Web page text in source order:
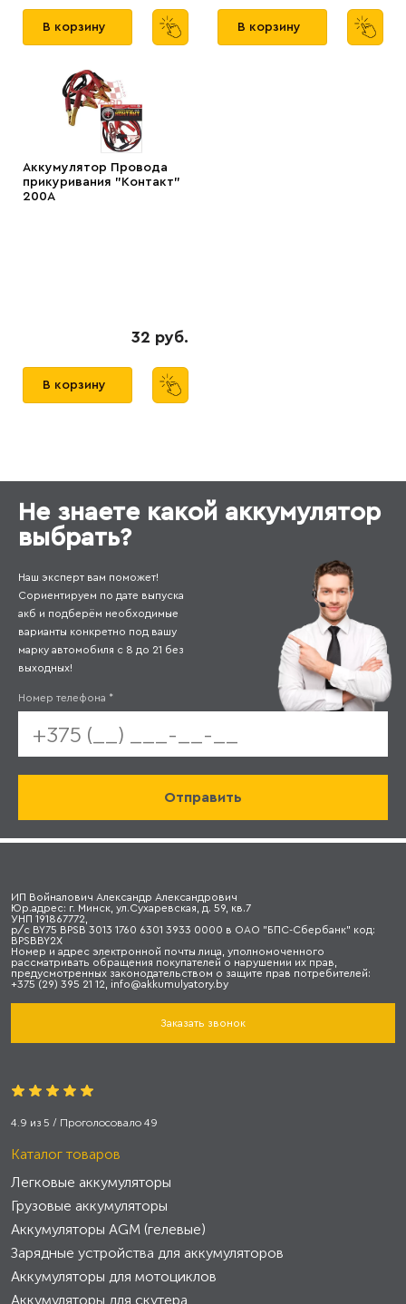
В корзину В корзину
Аккумулятор Провода
прикуривания "Контакт"
200А
32 руб.
В корзину
Не знаете какой аккумулятор
выбрать?
Наш эксперт вам поможет!
Сориентируем по дате выпуска
акб и подберём необходимые
варианты конкретно под вашу
марку автомобиля с 8 до 21 без
выходных!
Номер телефона *
ИП Войналович Александр Александрович
Юр.адрес: г. Минск, ул.Сухаревская, д. 59, кв.7
УНП 191867772,
р/с BY75 BPSB 3013 1760 6301 3933 0000 в ОАО "БПС-Сбербанк" код:
BPSBBY2X
Номер и адрес электронной почты лица, уполномоченного
рассматривать обращения покупателей о нарушении их прав,
предусмотренных законодательством о защите прав потребителей:
+375 (29) 395 21 12, info@akkumulyatory.by
Заказать звонок
4.9 из 5 / Проголосовало 49
Каталог товаров
Легковые аккумуляторы
Грузовые аккумуляторы
Аккумуляторы AGM (гелевые)
Зарядные устройства для аккумуляторов
Аккумуляторы для мотоциклов
Аккумуляторы для скутера